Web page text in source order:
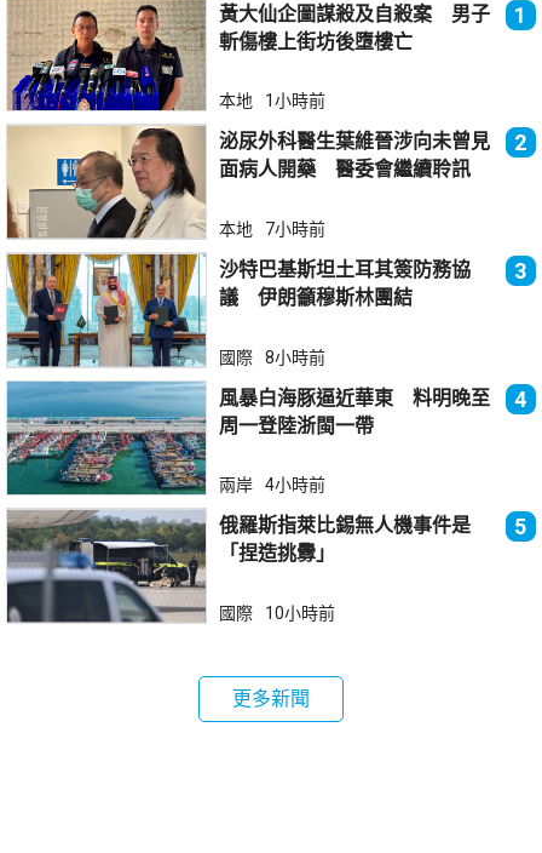
黃大仙企圖謀殺及自殺案 男子
斬傷樓上街坊後墮樓亡
1
本地 1小時前
泌尿外科醫生葉維晉涉向未曾見
面病人開藥 醫委會繼續聆訊
2
本地 7小時前
沙特巴基斯坦土耳其簽防務協
議 伊朗籲穆斯林團結
3
國際 8小時前
風暴白海豚逼近華東 料明晚至
周一登陸浙閩一帶
4
兩岸 4小時前
俄羅斯指萊比錫無人機事件是
「捏造挑釁」
5
國際 10小時前
更多新聞